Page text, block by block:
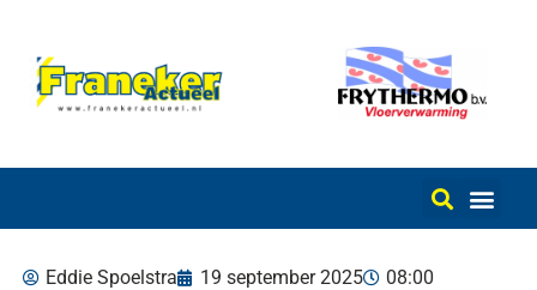
Eddie Spoelstra 19 september 2025
08:00